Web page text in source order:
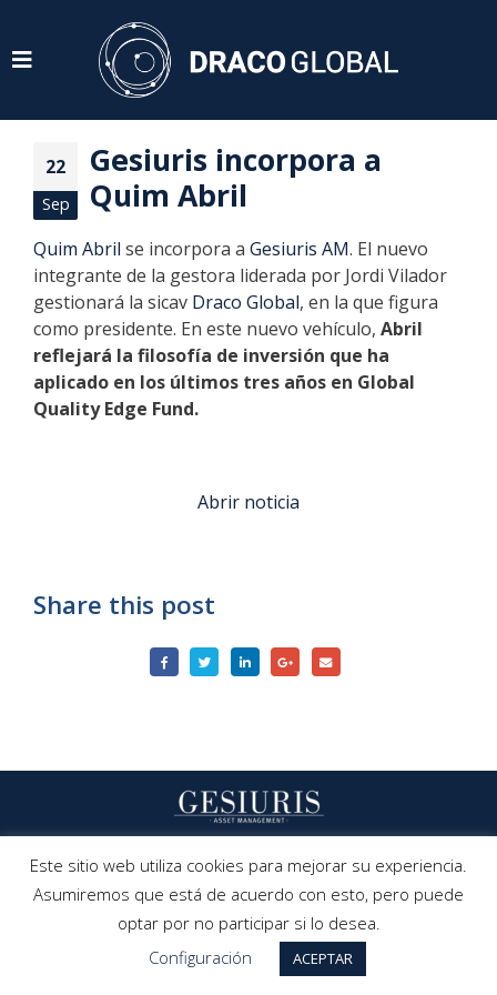
22
Sep
Gesiuris incorpora a
Quim Abril
Quim Abril se incorpora a Gesiuris AM. El nuevo
integrante de la gestora liderada por Jordi Vilador
gestionará la sicav Draco Global, en la que figura
como presidente. En este nuevo vehículo, Abril
reflejará la filosofía de inversión que ha
aplicado en los últimos tres años en Global
Quality Edge Fund.
Abrir noticia
Share this post
Este sitio web utiliza cookies para mejorar su experiencia.
Asumiremos que está de acuerdo con esto, pero puede
optar por no participar si lo desea.
Configuración
ACEPTAR